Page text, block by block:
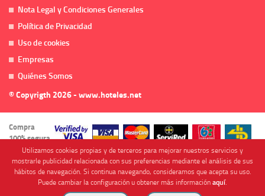
Nota Legal y Condiciones Generales
Política de Privacidad
Uso de cookies
Empresas
Quiénes Somos
© Copyrigth 2026 - www.hoteles.net
Compra
100% segura
Utilizamos cookies propias y de terceros para mejorar nuestros servicios y
mostrarle publicidad relacionada con sus preferencias mediante el análisis de sus
hábitos de navegación. Si continua navegando, consideramos que acepta su uso.
Puede cambiar la configuración u obtener más informaciónaquí.